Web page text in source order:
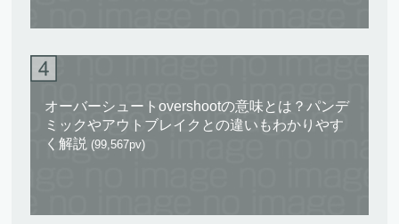
オーバーシュートovershootの意味とは？パンデ
ミックやアウトブレイクとの違いもわかりやす
く解説 (99,567pv)